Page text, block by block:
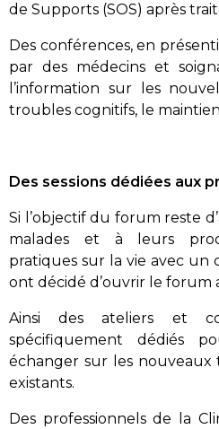
de Supports (SOS) après
Des conférences, en
par des médecins et
l’information sur les
troubles cognitifs, le maintien
Des sessions dédiées aux
Si l’objectif du forum reste
malades et à leurs
pratiques sur la vie avec un
ont décidé d’ouvrir le forum
Ainsi des ateliers et
spécifiquement dédiés
échanger sur les nouveaux
existants.
Des professionnels de la